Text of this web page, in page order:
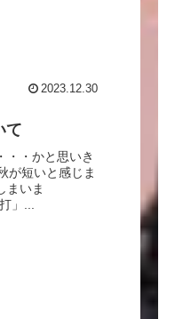
2023.12.30
て
・・かと思いき
が短いと感じま
まいま
」...